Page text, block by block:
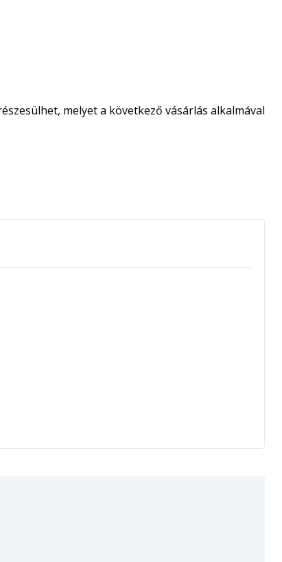
melyet a következő vásárlás alkalmával